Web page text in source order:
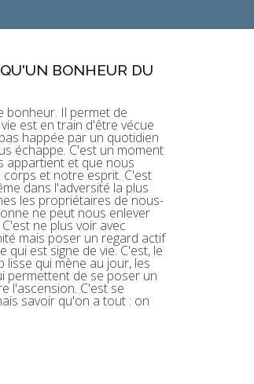
BONHEUR DU
bonheur. Il permet de
est en train d'être vécue
happée par un quotidien
échappe. C'est un moment
appartient et que nous
et notre esprit. C'est
dans l'adversité la plus
les propriétaires de nous-
ne peut nous enlever
ne plus voir avec
mais poser un regard actif
qui est signe de vie. C'est, le
lisse qui mène au jour, les
permettent de se poser un
l'ascension. C'est se
savoir qu'on a tout : on